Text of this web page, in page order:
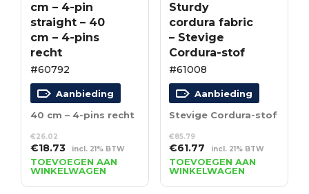
cm – 4-pin
straight – 40
cm – 4-pins
recht
#60792
Aanbieding
40 cm – 4-pins recht
€26.02
Oorspronkelijke
prijs
was:
€26.02.
€18.73Huidige
prijs
is:
€18.73.
incl. 21% BTW
TOEVOEGEN AAN
WINKELWAGEN
Sturdy
cordura fabric
– Stevige
Cordura-stof
#61008
Aanbieding
Stevige Cordura-stof
€85.79
Oorspronkelijke
prijs
was:
€85.79.
€61.77 Huidige
prijs
is:
€61.77.
incl. 21% BTW
TOEVOEGEN AAN
WINKELWAGEN